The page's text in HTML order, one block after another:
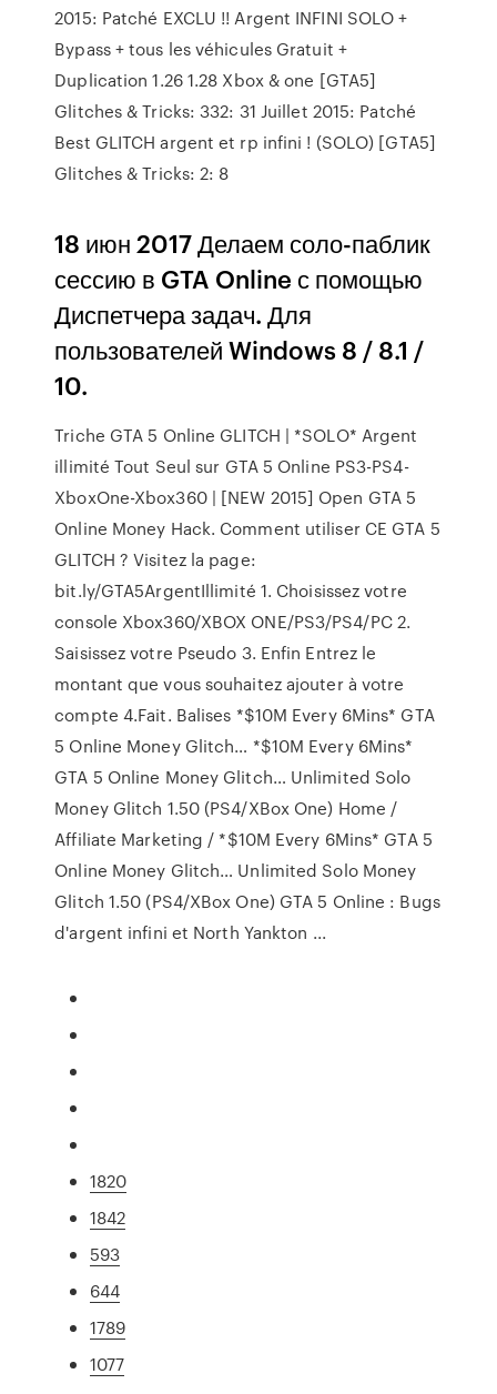
2015: Patché EXCLU !! Argent INFINI SOLO +
Bypass + tous les véhicules Gratuit +
Duplication 1.26 1.28 Xbox & one [GTA5]
Glitches & Tricks: 332: 31 Juillet 2015: Patché
Best GLITCH argent et rp infini ! (SOLO) [GTA5]
Glitches & Tricks: 2: 8
18 июн 2017 Делаем соло-паблик
сессию в GTA Online с помощью
Диспетчера задач. Для
пользователей Windows 8 / 8.1 /
10.
Triche GTA 5 Online GLITCH | *SOLO* Argent
illimité Tout Seul sur GTA 5 Online PS3-PS4-
XboxOne-Xbox360 | [NEW 2015] Open GTA 5
Online Money Hack. Comment utiliser CE GTA 5
GLITCH ? Visitez la page:
bit.ly/GTA5ArgentIllimité 1. Choisissez votre
console Xbox360/XBOX ONE/PS3/PS4/PC 2.
Saisissez votre Pseudo 3. Enfin Entrez le
montant que vous souhaitez ajouter à votre
compte 4.Fait. Balises *$10M Every 6Mins* GTA
5 Online Money Glitch… *$10M Every 6Mins*
GTA 5 Online Money Glitch… Unlimited Solo
Money Glitch 1.50 (PS4/XBox One) Home /
Affiliate Marketing / *$10M Every 6Mins* GTA 5
Online Money Glitch… Unlimited Solo Money
Glitch 1.50 (PS4/XBox One) GTA 5 Online : Bugs
d'argent infini et North Yankton ...
1820
1842
593
644
1789
1077